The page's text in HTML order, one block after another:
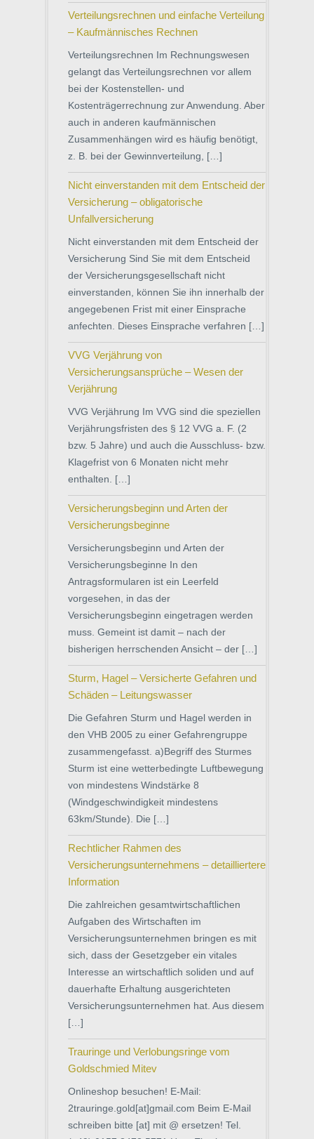
Verteilungsrechnen und einfache Verteilung
– Kaufmännisches Rechnen
Verteilungsrechnen Im Rechnungswesen
gelangt das Verteilungsrechnen vor allem
bei der Kostenstellen- und
Kostenträgerrechnung zur Anwendung. Aber
auch in anderen kaufmännischen
Zusammenhängen wird es häufig benötigt,
z. B. bei der Gewinnverteilung, […]
Nicht einverstanden mit dem Entscheid der
Versicherung – obligatorische
Unfallversicherung
Nicht einverstanden mit dem Entscheid der
Versicherung Sind Sie mit dem Entscheid
der Versicherungsgesellschaft nicht
einverstanden, können Sie ihn innerhalb der
angegebenen Frist mit einer Einsprache
anfechten. Dieses Einsprache verfahren […]
VVG Verjährung von
Versicherungsansprüche – Wesen der
Verjährung
VVG Verjährung Im VVG sind die speziellen
Verjährungsfristen des § 12 VVG a. F. (2
bzw. 5 Jahre) und auch die Ausschluss- bzw.
Klagefrist von 6 Monaten nicht mehr
enthalten. […]
Versicherungsbeginn und Arten der
Versicherungsbeginne
Versicherungsbeginn und Arten der
Versicherungsbeginne In den
Antragsformularen ist ein Leerfeld
vorgesehen, in das der
Versicherungsbeginn eingetragen werden
muss. Gemeint ist damit – nach der
bisherigen herrschenden Ansicht – der […]
Sturm, Hagel – Versicherte Gefahren und
Schäden – Leitungswasser
Die Gefahren Sturm und Hagel werden in
den VHB 2005 zu einer Gefahrengruppe
zusammengefasst. a)Begriff des Sturmes
Sturm ist eine wetterbedingte Luftbewegung
von mindestens Windstärke 8
(Windgeschwindigkeit mindestens
63km/Stunde). Die […]
Rechtlicher Rahmen des
Versicherungsunternehmens – detailliertere
Information
Die zahlreichen gesamtwirtschaftlichen
Aufgaben des Wirtschaften im
Versicherungsunternehmen bringen es mit
sich, dass der Gesetzgeber ein vitales
Interesse an wirtschaftlich soliden und auf
dauerhafte Erhaltung ausgerichteten
Versicherungsunternehmen hat. Aus diesem
[…]
Trauringe und Verlobungsringe vom
Goldschmied Mitev
Onlineshop besuchen! E-Mail:
2trauringe.gold[at]gmail.com Beim E-Mail
schreiben bitte [at] mit @ ersetzen! Tel.